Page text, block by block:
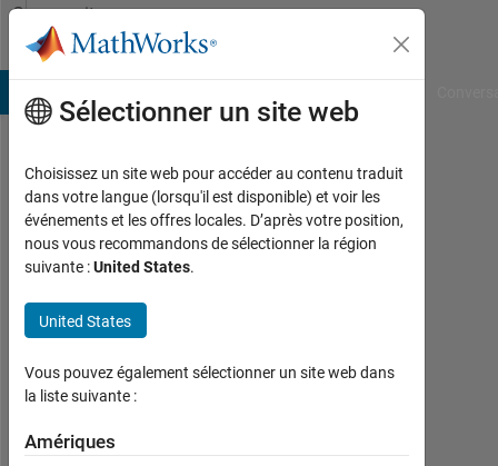
Passer au contenu
Community
Profile
Maximilian
Schönau
Last
plus
de 2
y a
Actif
depuis
Sélectionner un site web
Choisissez un site web pour accéder au contenu traduit
dans votre langue (lorsqu'il est disponible) et voir les
événements et les offres locales. D’après votre position,
nous vous recommandons de sélectionner la région
suivante :United States.
United States
Vous pouvez également sélectionner un site web dans
la liste suivante :
Amériques